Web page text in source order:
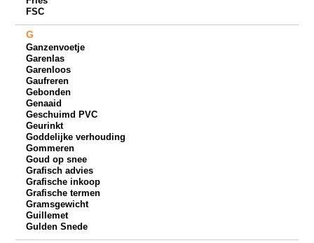
FSC
G
Ganzenvoetje
Garenlas
Garenloos
Gaufreren
Gebonden
Genaaid
Geschuimd PVC
Geurinkt
Goddelijke verhouding
Gommeren
Goud op snee
Grafisch advies
Grafische inkoop
Grafische termen
Gramsgewicht
Guillemet
Gulden Snede